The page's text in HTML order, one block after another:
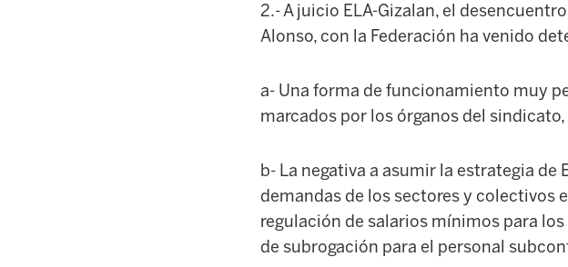
2.- A juicio ELA-Gizalan, el
Alonso, con la Federación ha venido
a- Una forma de funcionamiento muy
marcados por los órganos del
b- La negativa a asumir la estrategia
demandas de los sectores y colectivos
regulación de salarios mínimos para
de subrogación para el personal